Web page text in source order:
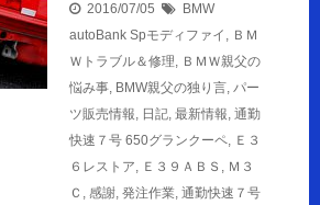
2016/07/05
BMW
autoBank Spモディファイ , ＢＭ
Ｗトラブル＆修理, ＢＭＷ親父の
悩み事, BMW親父の独り言, パー
ツ販売情報, 日記, 最新情報, 通勤
快速７号 650グランクーペ, Ｅ３
６レストア, Ｅ３９ＡＢＳ , Ｍ３
Ｃ , 感謝, 発注作業, 通勤快速７号